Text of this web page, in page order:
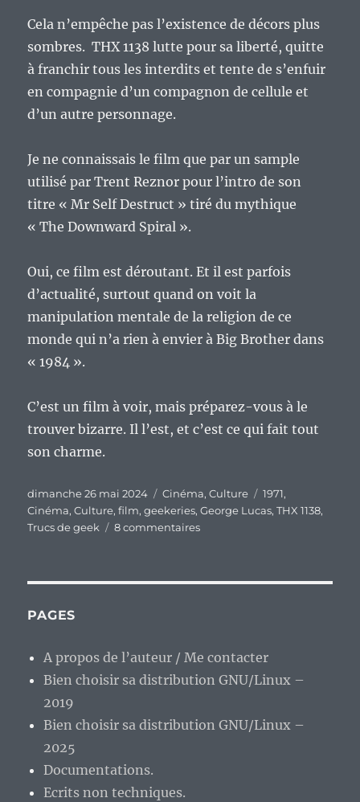
Cela n’empêche pas l’existence de décors plus
sombres. THX 1138 lutte pour sa liberté, quitte
à franchir tous les interdits et tente de s’enfuir
en compagnie d’un compagnon de cellule et
d’un autre personnage.
Je ne connaissais le film que par un sample
utilisé par Trent Reznor pour l’intro de son
titre « Mr Self Destruct » tiré du mythique
« The Downward Spiral ».
Oui, ce film est déroutant. Et il est parfois
d’actualité, surtout quand on voit la
manipulation mentale de la religion de ce
monde qui n’a rien à envier à Big Brother dans
« 1984 ».
C’est un film à voir, mais préparez-vous à le
trouver bizarre. Il l’est, et c’est ce qui fait tout
son charme.
Publié
le
dimanche 26 mai 2024 Catégories
Cinéma,Culture Étiquettes
1971,
Cinéma,Culture,film,geekeries,George Lucas,THX 1138,
Trucs de geek
8 commentairessur
enfin
vu
de
PAGES
A propos de l’auteur / Me contacter
Bien choisir sa distribution GNU/Linux –
2019
Bien choisir sa distribution GNU/Linux –
2025
Documentations.
Ecrits non techniques.